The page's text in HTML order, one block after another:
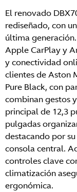
El renovado
rediseñado, con
última
Apple CarPlay y
y conectividad
clientes de Aston
Pure Black, con
combinan gestos
principal de 12,3
pulgadas
destacando por
consola central.
controles clave
climatización
ergonómica.